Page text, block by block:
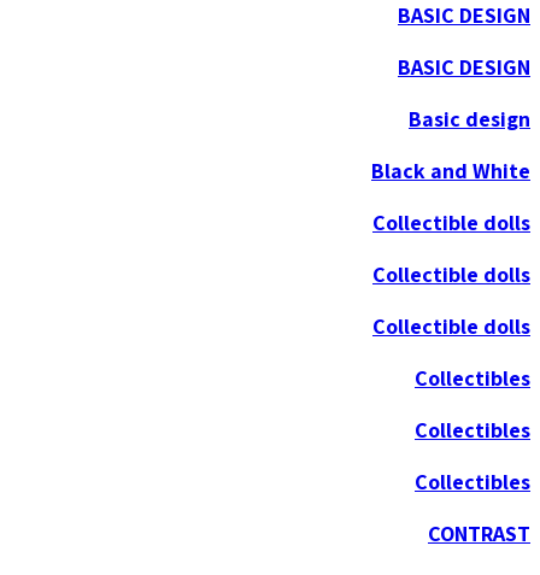
BASIC DESIGN
BASIC DESIGN
Basic design
Black and White
Collectible dolls
Collectible dolls
Collectible dolls
Collectibles
Collectibles
Collectibles
CONTRAST